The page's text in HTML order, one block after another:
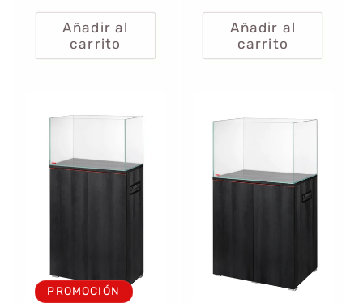
habitual
Añadir al
carrito
Añadir al
carrito
PROMOCIÓN